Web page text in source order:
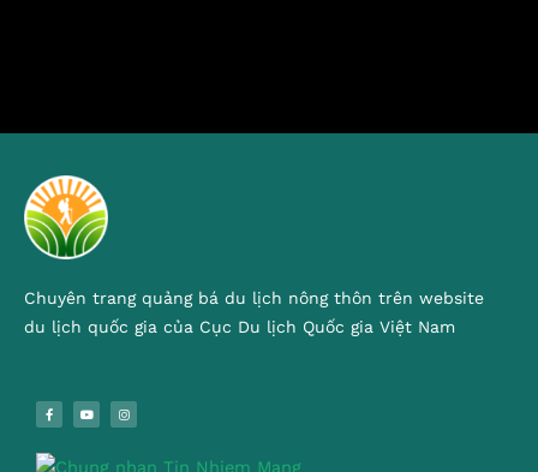
Chuyên trang quảng bá du lịch nông thôn trên website
du lịch quốc gia của Cục Du lịch Quốc gia Việt Nam